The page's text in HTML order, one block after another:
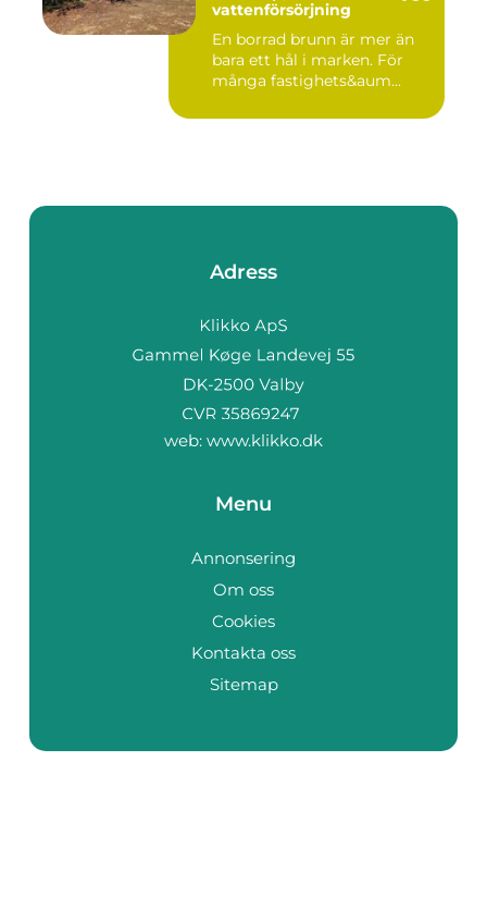
vattenförsörjning
En borrad brunn är mer än
bara ett hål i marken. För
många fastighets&aum...
Adress
web: www.klikko.dk
Menu
Annonsering
Om oss
Cookies
Kontakta oss
Sitemap